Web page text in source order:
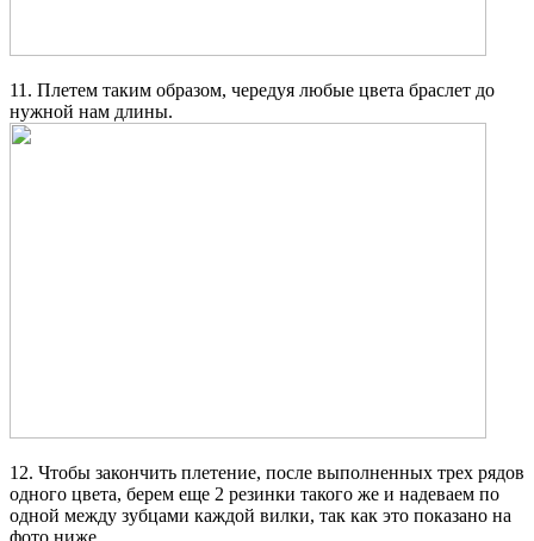
11. Плетем таким образом, чередуя любые цвета браслет до
нужной нам длины.
12. Чтобы закончить плетение, после выполненных трех рядов
одного цвета, берем еще 2 резинки такого же и надеваем по
одной между зубцами каждой вилки, так как это показано на